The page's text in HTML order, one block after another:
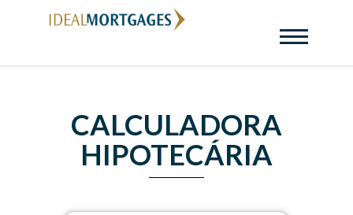
CALCULADORA
HIPOTECÁRIA